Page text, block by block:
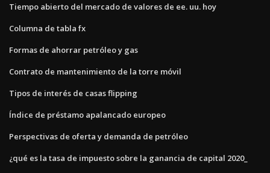
Tiempo abierto del mercado de valores de ee. uu. hoy
Columna de tabla fx
Formas de ahorrar petróleo y gas
Contrato de mantenimiento de la torre móvil
Tipos de interés de casas flipping
Índice de préstamo apalancado europeo
Perspectivas de oferta y demanda de petróleo
¿qué es la tasa de impuesto sobre la ganancia de capital 2020_